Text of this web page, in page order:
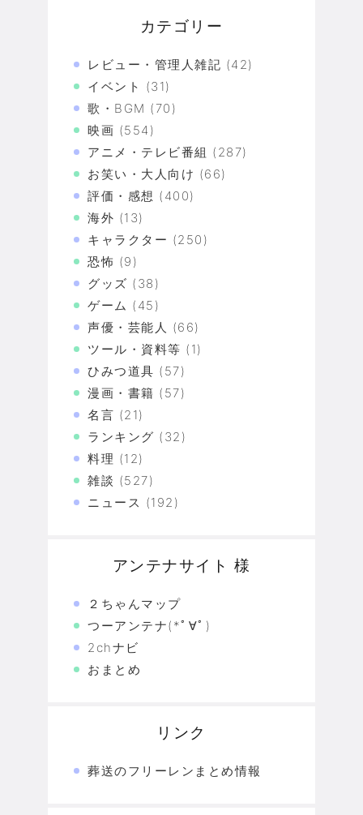
カテゴリー
レビュー・管理人雑記 (42)
イベント (31)
歌・BGM (70)
映画 (554)
アニメ・テレビ番組 (287)
お笑い・大人向け (66)
評価・感想 (400)
海外 (13)
キャラクター (250)
恐怖 (9)
グッズ (38)
ゲーム (45)
声優・芸能人 (66)
ツール・資料等 (1)
ひみつ道具 (57)
漫画・書籍 (57)
名言 (21)
ランキング (32)
料理 (12)
雑談 (527)
ニュース (192)
アンテナサイト 様
２ちゃんマップ
つーアンテナ(*ﾟ∀ﾟ)
2chナビ
おまとめ
リンク
葬送のフリーレンまとめ情報